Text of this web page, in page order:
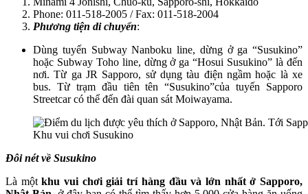
Phone: 011-518-2005 / Fax: 011-518-2004
Phương tiện di chuyển:
Dùng tuyến Subway Nanboku line, dừng ở ga “Susukino”
hoặc Subway Toho line, dừng ở ga “Hosui Susukino” là đến
nơi. Từ ga JR Sapporo, sử dụng tàu điện ngầm hoặc là xe
bus. Từ trạm đầu tiên tên “Susukino”của tuyến Sapporo
Streetcar có thể đến đài quan sát Moiwayama.
Khu vui chơi Susukino
Đôi nét về Susukino
Là mộtkhu vui chơi giải trí hàng đầu và lớn nhất ở Sapporo,